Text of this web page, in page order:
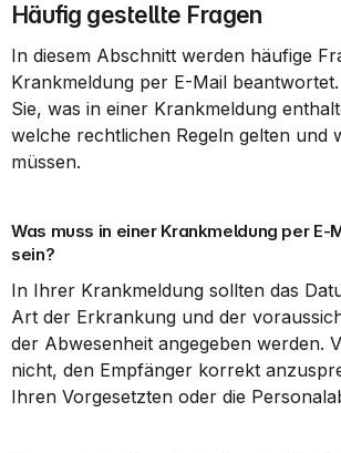
Häufig gestellte Fragen
In diesem Abschnitt werden häufige
Krankmeldung per E-Mail
Sie, was in einer Krankmeldung
welche rechtlichen Regeln gelten und
müssen.
Was muss in einer Krankmeldung per E-
sein?
In Ihrer Krankmeldung sollten das
Art der Erkrankung und der
der Abwesenheit angegeben werden.
nicht, den Empfänger korrekt
Ihren Vorgesetzten oder die